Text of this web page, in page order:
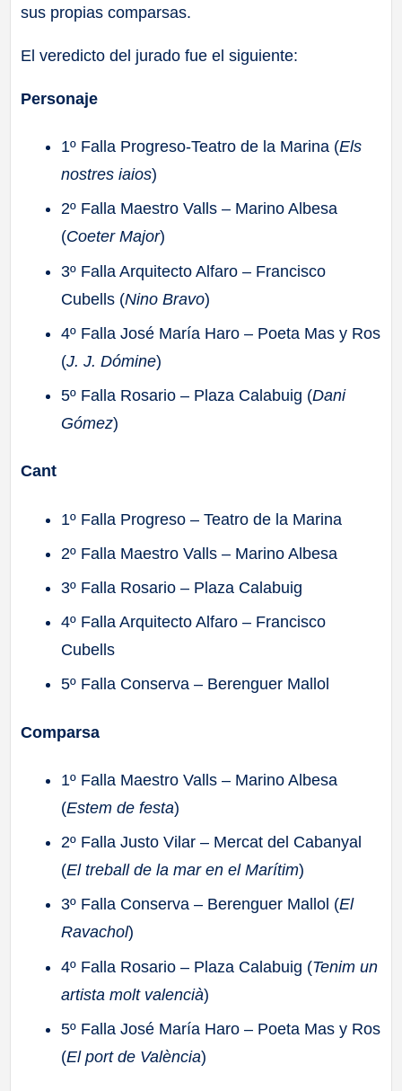
sus propias comparsas.
El veredicto del jurado fue el siguiente:
Personaje
1º Falla Progreso-Teatro de la Marina (Els
nostres iaios)
2º Falla Maestro Valls – Marino Albesa
(Coeter Major)
3º Falla Arquitecto Alfaro – Francisco
Cubells (Nino Bravo)
4º Falla José María Haro – Poeta Mas y Ros
(J. J. Dómine)
5º Falla Rosario – Plaza Calabuig (Dani
Gómez)
Cant
1º Falla Progreso – Teatro de la Marina
2º Falla Maestro Valls – Marino Albesa
3º Falla Rosario – Plaza Calabuig
4º Falla Arquitecto Alfaro – Francisco
Cubells
5º Falla Conserva – Berenguer Mallol
Comparsa
1º Falla Maestro Valls – Marino Albesa
(Estem de festa)
2º Falla Justo Vilar – Mercat del Cabanyal
(El treball de la mar en el Marítim)
3º Falla Conserva – Berenguer Mallol (El
Ravachol)
4º Falla Rosario – Plaza Calabuig (Tenim un
artista molt valencià)
5º Falla José María Haro – Poeta Mas y Ros
(El port de València)